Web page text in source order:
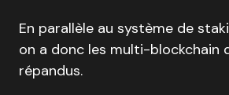
En parallèle au système de
on a donc les multi-blockchain
répandus.